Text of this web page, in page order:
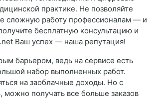
практике. Не позволяйте
сложную работу профессионалам — и
бесплатную консультацию и
Ваш успех — наша репутация!
барьером, ведь на сервисе есть
набор выполненных работ.
на заоблачные доходы. Но с
можно получать все больше заказов